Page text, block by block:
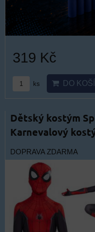
319 Kč
ks DO
Dětský kostým
Karnevalový
DOPRAVA ZDARMA